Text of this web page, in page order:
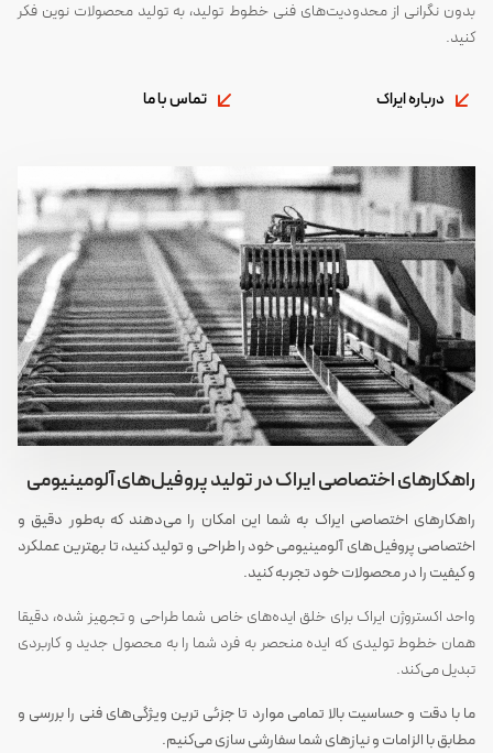
بدون نگرانی از محدودیت‌های فنی خطوط تولید، به تولید محصولات نوین فکر
کنید.
درباره ایراک تماس با ما
راهکارهای اختصاصی ایراک در تولید پروفیل‌های آلومینیومی
راهکارهای اختصاصی ایراک به شما این امکان را می‌دهند که به‌طور دقیق و
اختصاصی پروفیل‌های آلومینیومی خود را طراحی و تولید کنید، تا بهترین عملکرد
و کیفیت را در محصولات خود تجربه کنید.
واحد اکستروژن ایراک برای خلق ایده‌های خاص شما طراحی و تجهیز شده، دقیقا
همان خطوط تولیدی که ایده منحصر به فرد شما را به محصول جدید و کاربردی
تبدیل می‌کند.
ما با دقت و حساسیت بالا تمامی موارد تا جزئی ترین ویژگی‌های فنی را بررسی و
مطابق با الزامات و نیازهای شما سفارشی سازی می‌کنیم.